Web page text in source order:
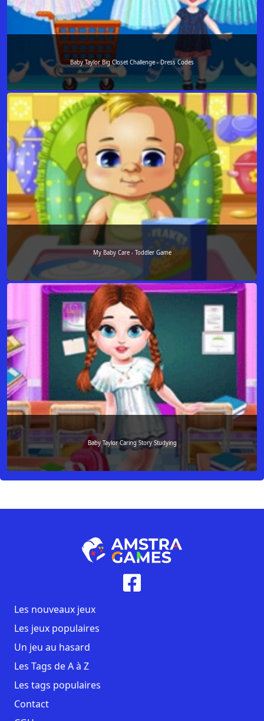
Baby Taylor Big Closet Challenge - Dress Codes
My Baby Care - Toddler Game
Baby Taylor Caring Story Studying
Les nouveaux jeux
Les jeux populaires
Un jeu au hasard
Les Tags de A à Z
Les tags populaires
Contact